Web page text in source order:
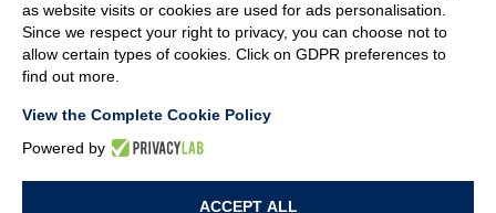
CON ATORNILLADO
MÁQUINAS ESPECIALES
as website visits or cookies are used for ads personalisation.
Since we respect your right to privacy, you can choose not to
allow certain types of cookies. Click on GDPR preferences to
find out more.
View the Complete Cookie Policy
Powered by
ACCEPT ALL